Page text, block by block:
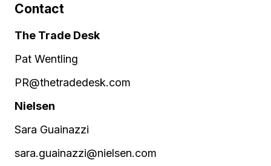
Contact
The Trade Desk
Pat Wentling
PR@thetradedesk.com
Nielsen
Sara Guainazzi
sara.guainazzi@nielsen.com